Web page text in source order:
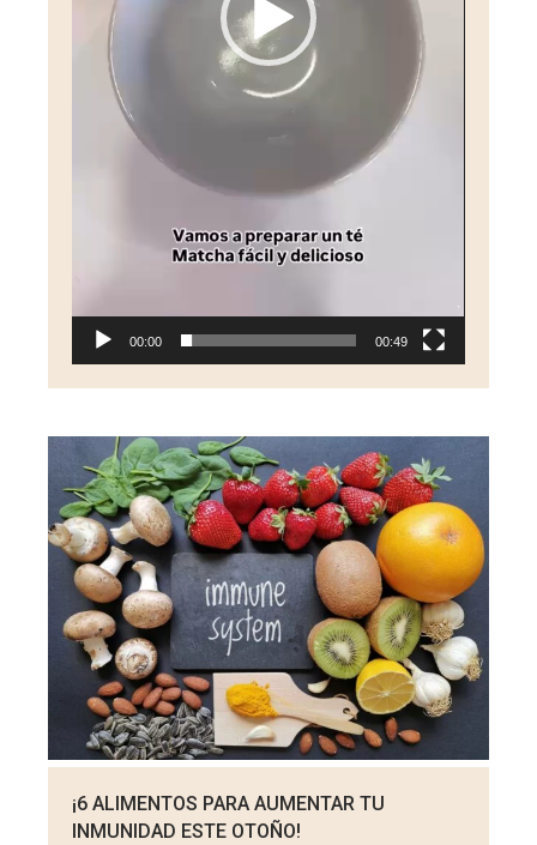
00:00 00:49
¡6 ALIMENTOS PARA AUMENTAR TU
INMUNIDAD ESTE OTOÑO!